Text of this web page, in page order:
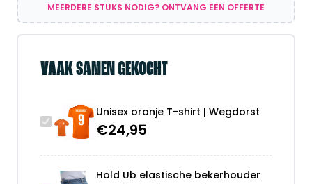
MEERDERE STUKS NODIG? ONTVANG EEN OFFERTE
VAAK SAMEN GEKOCHT
Unisex oranje T-shirt | Wegdorst
€24,95
Hold Ub elastische bekerhouder